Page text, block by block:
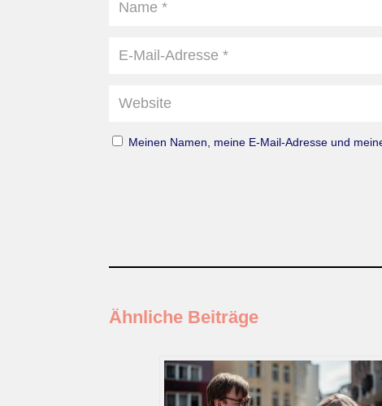
Meinen Namen, meine E-Mail-Adresse und
Ähnliche Beiträge